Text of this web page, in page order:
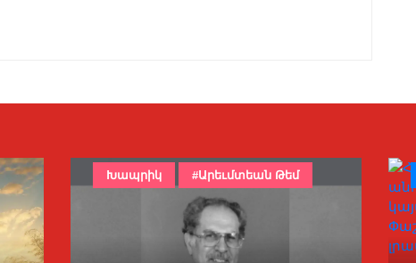
Հայաստան